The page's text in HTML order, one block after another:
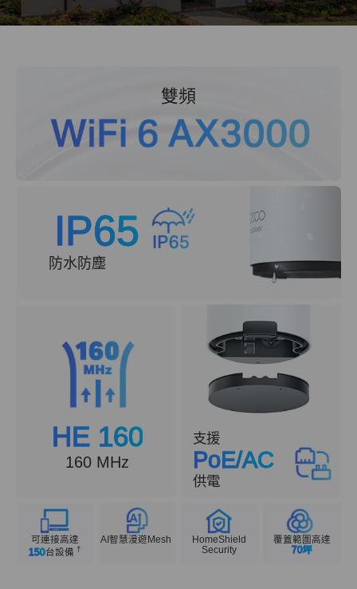
雙頻
IP65
防水防塵
HE 160
160 MHz
支援
PoE/AC
供電
可連接高達
150台設備 †
AI智慧漫遊Mesh
HomeShield
Security
覆蓋範圍高達
70坪